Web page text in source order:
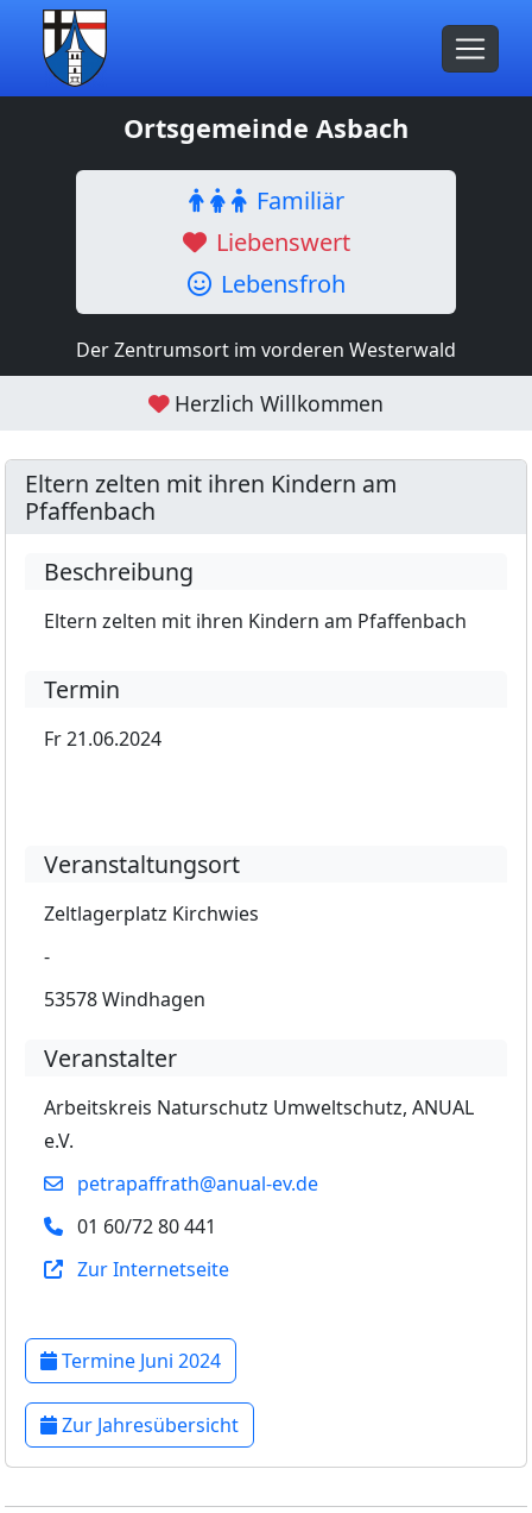
Ortsgemeinde Asbach
Familiär
Liebenswert
Lebensfroh
Der Zentrumsort im vorderen Westerwald
Herzlich Willkommen
Eltern zelten mit ihren Kindern am
Pfaffenbach
Beschreibung
Eltern zelten mit ihren Kindern am Pfaffenbach
Termin
Fr 21.06.2024
Veranstaltungsort
Zeltlagerplatz Kirchwies
-
53578 Windhagen
Veranstalter
Arbeitskreis Naturschutz Umweltschutz, ANUAL
e.V.
petrapaffrath@anual-ev.de
01 60/72 80 441
Zur Internetseite
Termine Juni 2024
Zur Jahresübersicht